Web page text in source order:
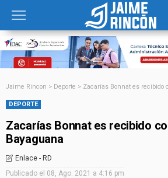
Jaime Rincon > Deporte > Zacarías Bonnat es recibido
DEPORTE
Zacarías Bonnat es recibido
Bayaguana
Enlace - RD
Publicado el 08, Ago. 2021 a 4:16 pm